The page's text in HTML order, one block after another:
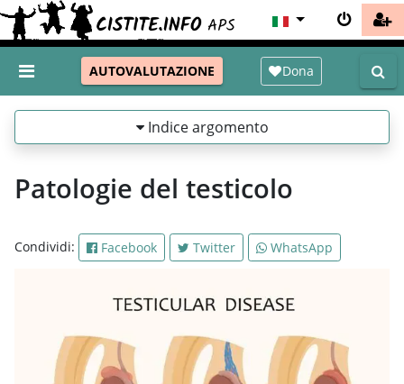
AUTOVALUTAZIONE Dona
Indice argomento
Patologie del testicolo
Condividi: Facebook Twitter WhatsApp